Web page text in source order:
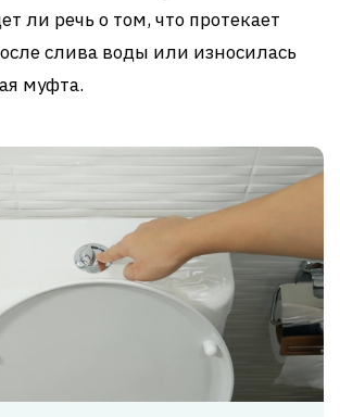
ли речь о том, что протекает
слива воды или износилась
муфта.